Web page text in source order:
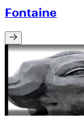
Fontaine